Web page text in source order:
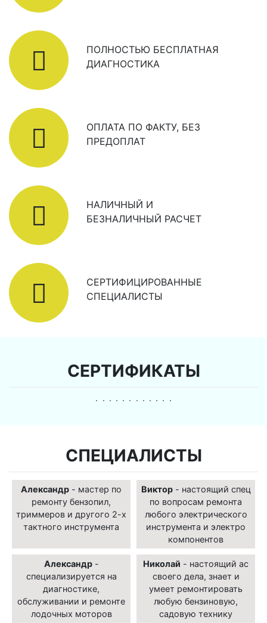
ПОЛНОСТЬЮ БЕСПЛАТНАЯ
ДИАГНОСТИКА
ОПЛАТА ПО ФАКТУ, БЕЗ
ПРЕДОПЛАТ
НАЛИЧНЫЙ И
БЕЗНАЛИЧНЫЙ РАСЧЕТ
СЕРТИФИЦИРОВАННЫЕ
СПЕЦИАЛИСТЫ
СЕРТИФИКАТЫ
СПЕЦИАЛИСТЫ
Александр - мастер по
ремонту бензопил,
триммеров и другого 2-х
тактного инструмента
Виктор- настоящий спец
по вопросам ремонта
любого электрического
инструмента и электро
компонентов
Александр-
специализируется на
диагностике,
обслуживании и ремонте
лодочных моторов
Николай - настоящий ас
своего дела, знает и
умеет ремонтировать
любую бензиновую,
садовую технику